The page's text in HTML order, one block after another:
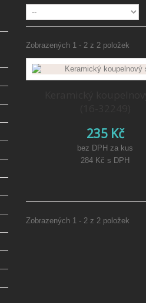
Zobrazených 1 - 2 z 2 položek
235 Kč
bez DPH za kus
284 Kč s DPH
Zobrazených 1 - 2 z 2 položek